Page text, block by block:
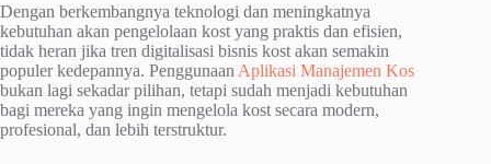
Dengan berkembangnya teknologi dan meningkatnya
kebutuhan akan pengelolaan kost yang praktis dan efisien,
tidak heran jika tren digitalisasi bisnis kost akan semakin
populer kedepannya. Penggunaan Aplikasi Manajemen Kos
bukan lagi sekadar pilihan, tetapi sudah menjadi kebutuhan
bagi mereka yang ingin mengelola kost secara modern,
profesional, dan lebih terstruktur.